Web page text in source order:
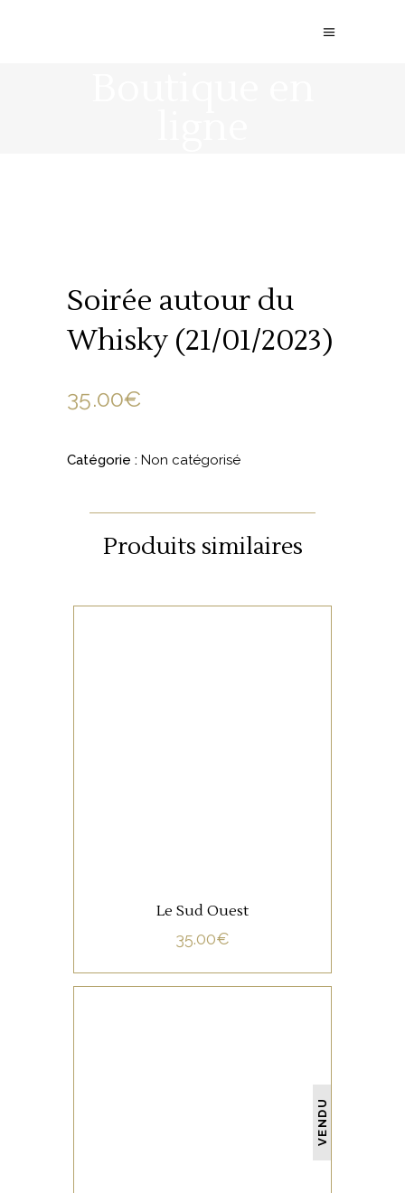
Soirée autour du
Whisky (21/01/2023)
35.00€
Catégorie : Non catégorisé
Produits similaires
Le Sud Ouest
35.00€
VENDU